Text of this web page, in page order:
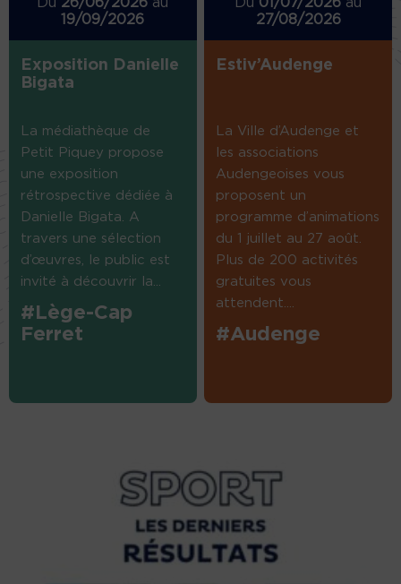
19/09/2026
Exposition Danielle
Bigata
La médiathèque de
Petit Piquey propose
une exposition
rétrospective dédiée à
Danielle Bigata. A
travers une sélection
d’œuvres, le public est
invité à découvrir la...
#Lège-Cap
Ferret
27/08/2026
Estiv’Audenge
La Ville d’Audenge et
les associations
Audengeoises vous
proposent un
programme d’animations
du 1 juillet au 27 août.
Plus de 200 activités
gratuites vous
attendent....
#Audenge